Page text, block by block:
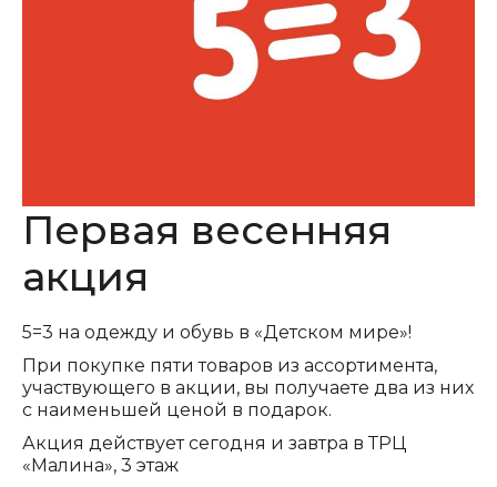
Первая весенняя
акция
5=3 на одежду и обувь в «Детском мире»!
При покупке пяти товаров из ассортимента,
участвующего в акции, вы получаете два из них
с наименьшей ценой в подарок.
Акция действует сегодня и завтра в ТРЦ
«Малина», 3 этаж